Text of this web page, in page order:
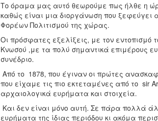
Το όραμα μας αυτό θεωρούμε πως ήλθε η
καθώς είναι μια διοργάνωση που ξεφεύγει
Φορέων Πολιτισμού της χώρας.
Οι πρόσφατες εξελίξεις, με τον εντοπισμό
Κνωσού ,με τα πολύ σημαντικά επιμέρους
συνέδριο.
Από το 1878, που έγιναν οι πρώτες
που είχαμε τις πιο εκτεταμένες από το sir
αρχαιολογικά ευρήματα και στοιχεία.
Και δεν είναι μόνο αυτή. Σε πάρα πολλά
ευρήματα της ίδιας περιόδου κι ακόμα